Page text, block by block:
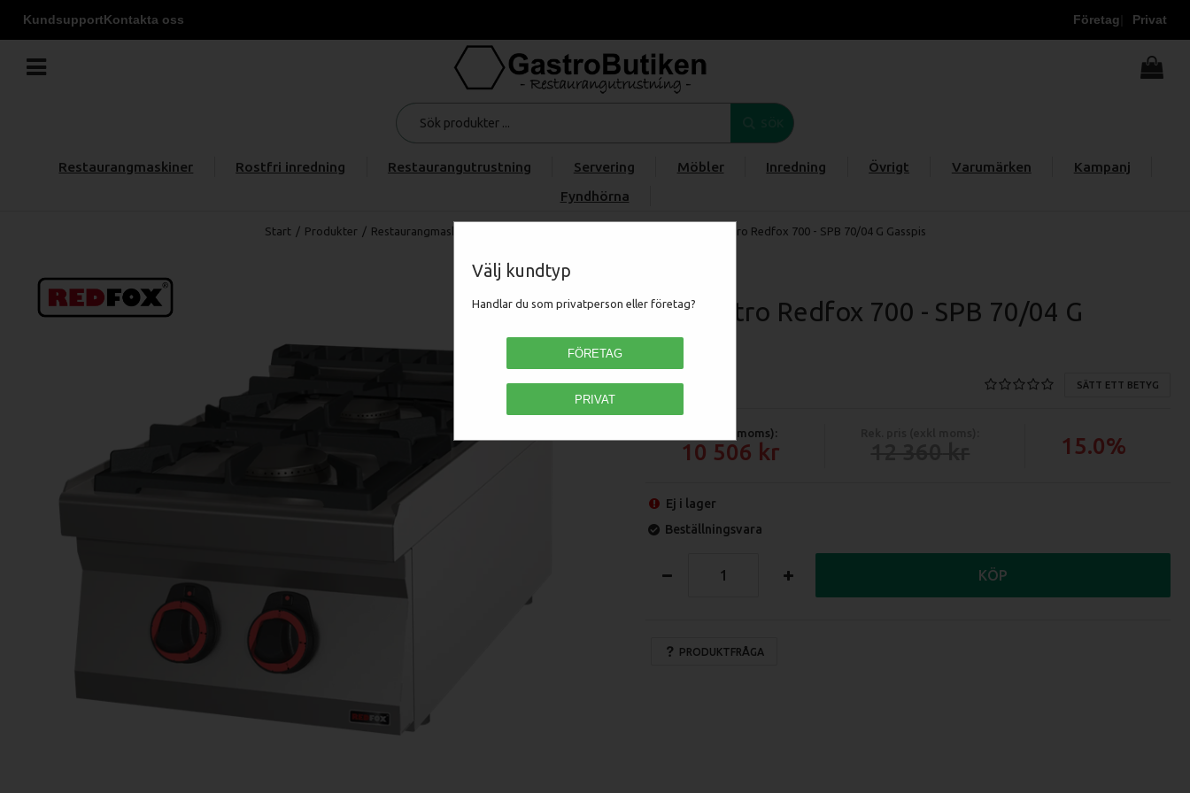
KundsupportKontakta oss Företag Privat
Välj kundtyp
Handlar du som privatperson eller företag?
FÖRETAG
PRIVAT
Restaurangmaskiner Rostfri inredning Restaurangutrustning Servering Möbler Inredning Övrigt Varumärken
Kampanj
Fyndhörna
Start / Produkter / Restaurangmaskiner RM Gastro Redfox 700 - SPB 70/04 G Gasspis
RM Gastro Redfox 700 - SPB 70/04 G
Gasspis
00110103 SÄTT ETT BETYG
Pris (exkl moms):
10 506 15.0%
Ej i lager
Beställningsvara
PRODUKTFRÅGA
KÖP